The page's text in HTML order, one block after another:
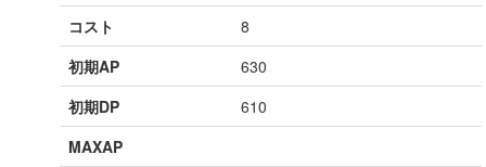
コスト
8
初期AP
630
初期DP
610
MAXAP